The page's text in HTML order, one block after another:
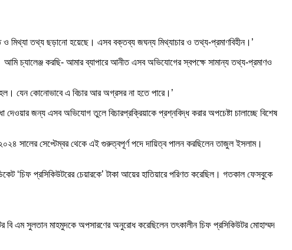
মিথ্যা তথ্য ছড়ানো হয়েছে। এসব বক্তব্য জঘন্য মিথ্যাচার ও তথ্য-প্রমাণবিহীন।’
চ্যালেঞ্জ করছি- আমার ব্যাপারে আনীত এসব অভিযোগের স্বপক্ষে সামান্য তথ্য-প্রমাণও
মহল। যেন কোনোভাবে এ বিচার আর অগ্রসর না হতে পারে।’
জন্য এসব অভিযোগ তুলে বিচারপ্রক্রিয়াকে প্রশ্নবিদ্ধ করার অপচেষ্টা চালাচ্ছে বিশেষ
সালের সেপ্টেম্বর থেকে এই গুরুত্বপূর্ণ পদে দায়িত্ব পালন করছিলেন তাজুল ইসলাম।
‘চিফ প্রসিকিউটরের চেয়ারকে’ টাকা আয়ের হাতিয়ারে পরিণত করেছিল। গতকাল ফেসবুকে
বি এম সুলতান মাহমুদকে অপসারণের অনুরোধ করেছিলেন তৎকালীন চিফ প্রসিকিউটর মোহাম্মদ